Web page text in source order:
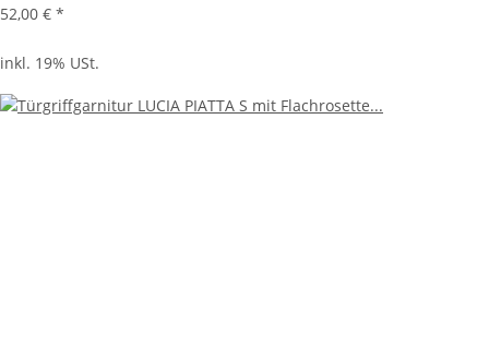
52,00 € *
inkl. 19% USt.